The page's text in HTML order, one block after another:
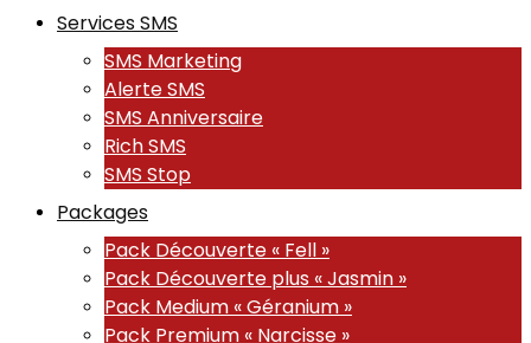
Services SMS
SMS Marketing
Alerte SMS
SMS Anniversaire
Rich SMS
SMS Stop
Packages
Pack Découverte « Fell »
Pack Découverte plus « Jasmin »
Pack Medium « Géranium »
Pack Premium « Narcisse »